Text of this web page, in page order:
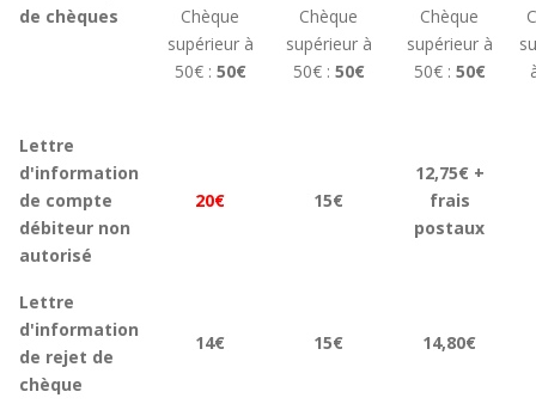
de chèques
Chèque
supérieur à
50€ : 50€
Chèque
supérieur à
50€ : 50€
Chèque
supérieur à
50€ : 50€
Lettre
d'information
de compte
débiteur non
autorisé
20€ 15€
12,75€ +
frais
postaux
Lettre
d'information
de rejet de
chèque
14€ 15€ 14,80€